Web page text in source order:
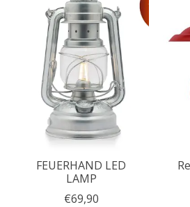
FEUERHAND LED
LAMP
€69,90